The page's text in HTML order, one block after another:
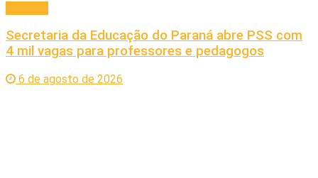
Secretaria da Educação do Paraná abre PSS com
4 mil vagas para professores e pedagogos
6 de agosto de 2026